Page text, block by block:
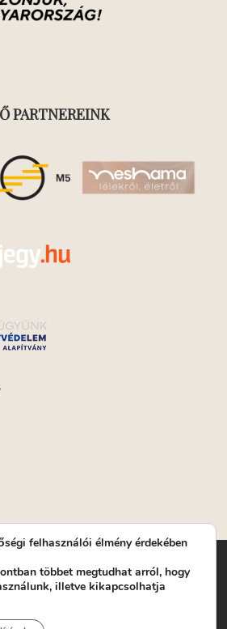
PARTNEREINK
Nonprofit Kft. | Működési
1089 Budapest, Kálvária tér 6. |
Kálvária tér 14. | Titkárság:
felhasználói élmény érdekében
többet megtudhat arról, hogy
illetve kikapcsolhatja